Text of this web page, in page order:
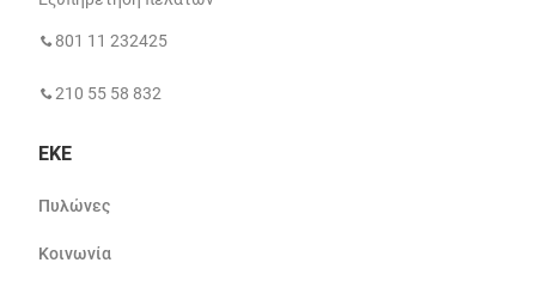
801 11 232425
210 55 58 832
ΕΚΕ
Πυλώνες
Κοινωνία